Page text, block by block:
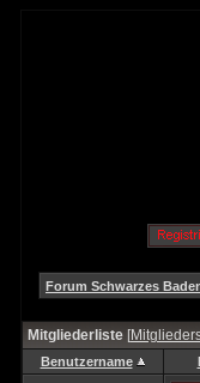
Forum Schwarzes
Mitgliederliste[
Benutzername